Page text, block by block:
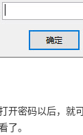
开密码以后，就
了。